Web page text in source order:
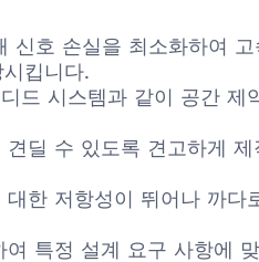
호 손실을 최소화하여
킵니다.
드 시스템과 같이 공간
딜 수 있도록 견고하게
한 저항성이 뛰어나 까
특정 설계 요구 사항에